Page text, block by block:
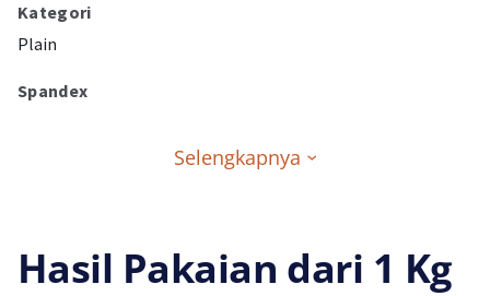
Kategori
Plain
Spandex
Selengkapnya
Hasil Pakaian dari 1 Kg